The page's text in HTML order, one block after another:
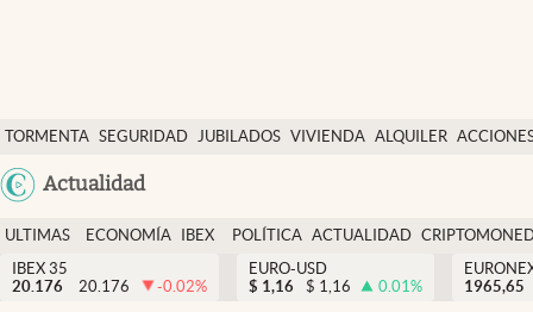
TORMENTA SEGURIDAD JUBILADOS VIVIENDA ALQUILER
USA
Actualidad
Economía y finanzas
Política
Actualidad
Criptomonedas
ULTIMAS
NOTICIAS
ECONOMÍA
FINANZAS
IBEX
EURO
POLÍTICA ACTUALIDAD
IBEX 35
20.176
20.176 -0.02%
EURO-USD
$ 1,16 $ 1,16 0.01%
1965,65